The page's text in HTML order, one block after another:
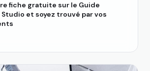
fiche gratuite sur le Guide
Studio et soyez trouvé par vos